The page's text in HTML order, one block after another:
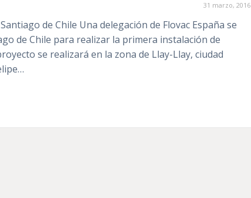
31 marzo, 2016
de Chile Una delegación de Flovac España se
de Chile para realizar la primera instalación de
se realizará en la zona de Llay-Llay, ciudad